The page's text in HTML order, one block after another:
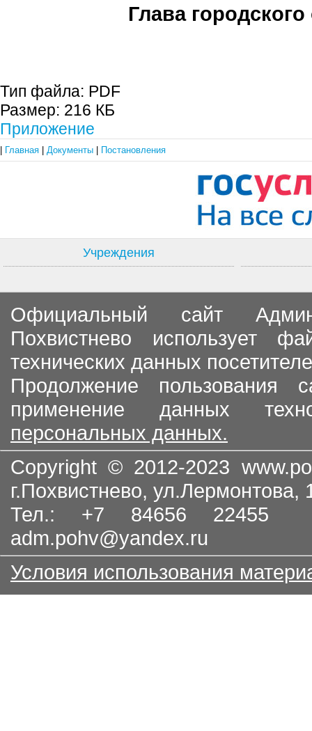
Глава городского
Тип файла: PDF
Размер: 216 КБ
Приложение
Главная Документы Постановления
Учреждения
Официальный сайт
Похвистнево использует
технических данных
Продолжение пользования
применение данных
персональных данных.
Copyright © 2012-2023
г.Похвистнево, ул.Лермонтова,
Тел.: +7 84656
adm.pohv@yandex.ru
Условия использования